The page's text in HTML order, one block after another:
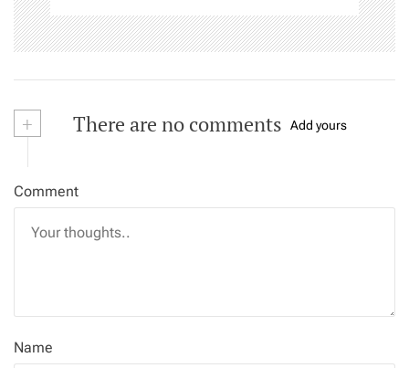
+ There are no comments Add yours
Comment
Name